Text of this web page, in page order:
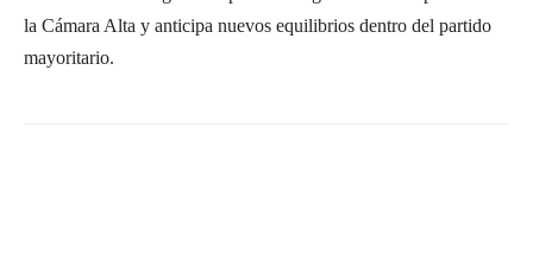
la Cámara Alta y anticipa nuevos equilibrios dentro del partido
mayoritario.